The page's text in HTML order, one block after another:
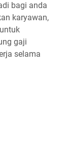
bagi anda
karyawan,
gaji
selama